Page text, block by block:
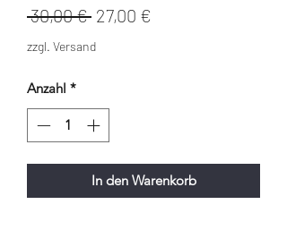
30,00 € Standardpreis
27,00 €
zzgl. Versand
Anzahl *
In den Warenkorb